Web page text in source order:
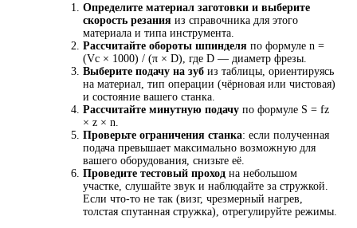
Определите материал заготовки и выберите
скорость резания из справочника для этого
материала и типа инструмента.
Рассчитайте обороты шпинделя по формуле n =
(Vc × 1000) / (π × D), где D — диаметр фрезы.
Выберите подачу на зуб из таблицы, ориентируясь
на материал, тип операции (чёрновая или чистовая)
и состояние вашего станка.
Рассчитайте минутную подачу по формуле S = fz
× z × n.
Проверьте ограничения станка: если полученная
подача превышает максимально возможную для
вашего оборудования, снизьте её.
Проведите тестовый проход на небольшом
участке, слушайте звук и наблюдайте за стружкой.
Если что-то не так (визг, чрезмерный нагрев,
толстая спутанная стружка), отрегулируйте режимы.